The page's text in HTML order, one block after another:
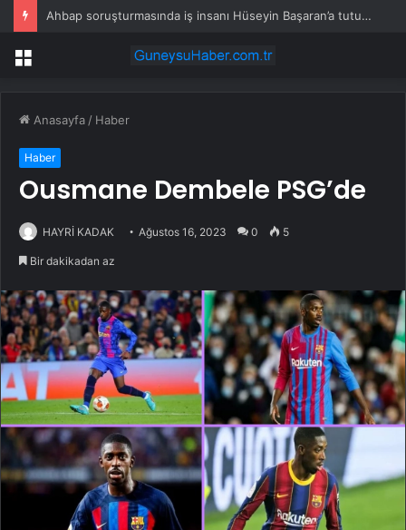
Ahbap soruşturmasında iş insanı Hüseyin Başaran’a tutuklama talebi
Menü
Anasayfa / Haber
Haber
Ousmane Dembele PSG’de
HAYRİ KADAK Ağustos 16, 2023 0 5
Bir dakikadan az